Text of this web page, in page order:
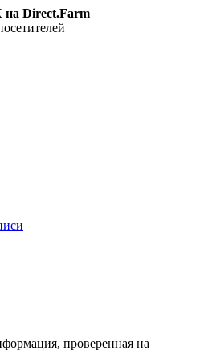
на Direct.Farm
проверенная на